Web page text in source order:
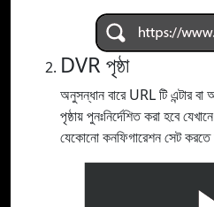
DVR পৃষ্ঠা
অনুসন্ধান বারে URL টি এন্টার
পৃষ্ঠায় পুনঃনির্দেশিত করা হবে
যেকোনো কনফিগারেশন সেট করতে